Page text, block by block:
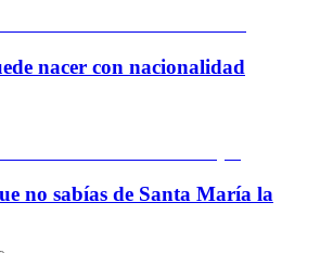
nacer con nacionalidad
no sabías de Santa María la